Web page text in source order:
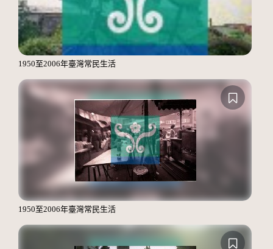
1950至2006年臺灣常民生活
1950至2006年臺灣常民生活